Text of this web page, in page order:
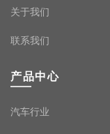
关于我们
联系我们
产品中心
汽车行业